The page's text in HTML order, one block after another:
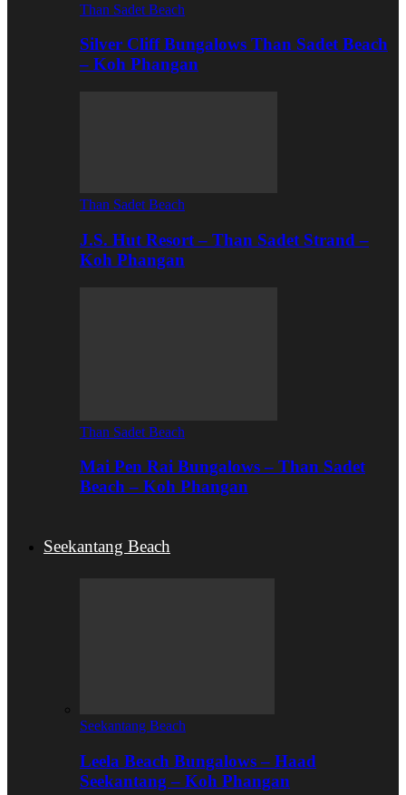
Than Sadet Beach
Silver Cliff Bungalows Than Sadet Beach
– Koh Phangan
Than Sadet Beach
J.S. Hut Resort – Than Sadet Strand –
Koh Phangan
Than Sadet Beach
Mai Pen Rai Bungalows – Than Sadet
Beach – Koh Phangan
Seekantang Beach
Seekantang Beach
Leela Beach Bungalows – Haad
Seekantang – Koh Phangan